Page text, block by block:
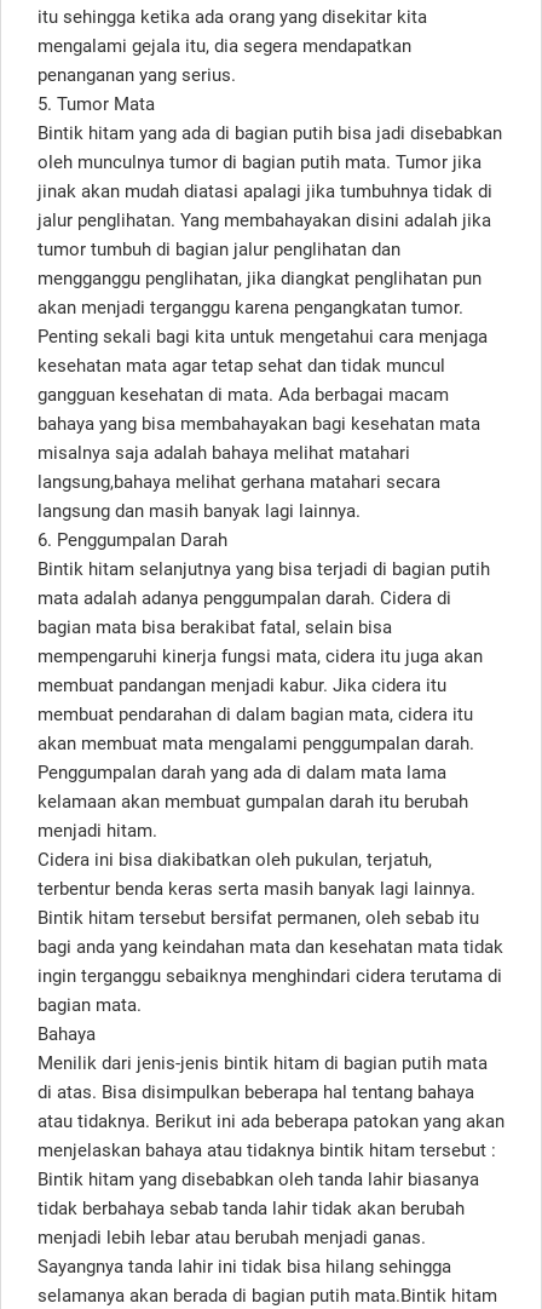
itu sehingga ketika ada orang yang disekitar kita
mengalami gejala itu, dia segera mendapatkan
penanganan yang serius.
5. Tumor Mata
Bintik hitam yang ada di bagian putih bisa jadi disebabkan
oleh munculnya tumor di bagian putih mata. Tumor jika
jinak akan mudah diatasi apalagi jika tumbuhnya tidak di
jalur penglihatan. Yang membahayakan disini adalah jika
tumor tumbuh di bagian jalur penglihatan dan
mengganggu penglihatan, jika diangkat penglihatan pun
akan menjadi terganggu karena pengangkatan tumor.
Penting sekali bagi kita untuk mengetahui cara menjaga
kesehatan mata agar tetap sehat dan tidak muncul
gangguan kesehatan di mata. Ada berbagai macam
bahaya yang bisa membahayakan bagi kesehatan mata
misalnya saja adalah bahaya melihat matahari
langsung,bahaya melihat gerhana matahari secara
langsung dan masih banyak lagi lainnya.
6. Penggumpalan Darah
Bintik hitam selanjutnya yang bisa terjadi di bagian putih
mata adalah adanya penggumpalan darah. Cidera di
bagian mata bisa berakibat fatal, selain bisa
mempengaruhi kinerja fungsi mata, cidera itu juga akan
membuat pandangan menjadi kabur. Jika cidera itu
membuat pendarahan di dalam bagian mata, cidera itu
akan membuat mata mengalami penggumpalan darah.
Penggumpalan darah yang ada di dalam mata lama
kelamaan akan membuat gumpalan darah itu berubah
menjadi hitam.
Cidera ini bisa diakibatkan oleh pukulan, terjatuh,
terbentur benda keras serta masih banyak lagi lainnya.
Bintik hitam tersebut bersifat permanen, oleh sebab itu
bagi anda yang keindahan mata dan kesehatan mata tidak
ingin terganggu sebaiknya menghindari cidera terutama di
bagian mata.
Bahaya
Menilik dari jenis-jenis bintik hitam di bagian putih mata
di atas. Bisa disimpulkan beberapa hal tentang bahaya
atau tidaknya. Berikut ini ada beberapa patokan yang akan
menjelaskan bahaya atau tidaknya bintik hitam tersebut :
Bintik hitam yang disebabkan oleh tanda lahir biasanya
tidak berbahaya sebab tanda lahir tidak akan berubah
menjadi lebih lebar atau berubah menjadi ganas.
Sayangnya tanda lahir ini tidak bisa hilang sehingga
selamanya akan berada di bagian putih mata.Bintik hitam